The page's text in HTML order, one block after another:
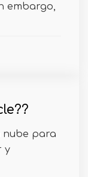
embargo,
nube para
y